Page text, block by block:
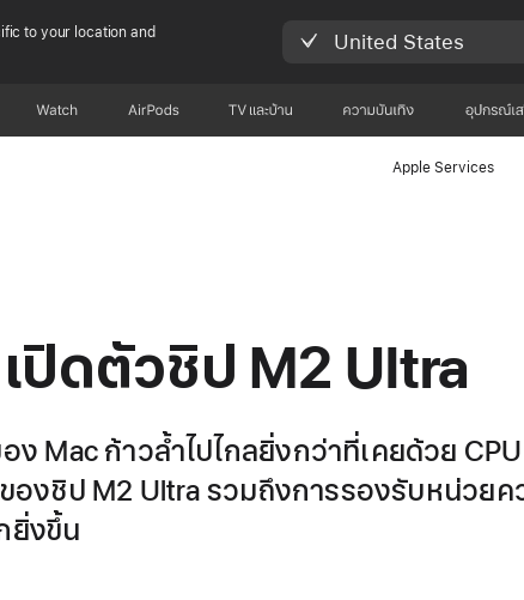
to your location and
United States
Watch AirPods TV และบ้าน ความบันเทิง อุปกรณ์เ
Apple Services
ปิดตัวชิป M2 Ultra
ง Mac ก้าวล้ำไปไกลยิ่งกว่าที่เคยด้วย CPU
องชิป M2 Ultra รวมถึงการรองรับหน่วยค
ยิ่งขึ้น